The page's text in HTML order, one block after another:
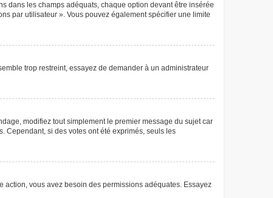
dans les champs adéquats, chaque option devant être insérée
par utilisateur ». Vous pouvez également spécifier une limite
trop restreint, essayez de demander à un administrateur
modifiez tout simplement le premier message du sujet car
Cependant, si des votes ont été exprimés, seuls les
action, vous avez besoin des permissions adéquates. Essayez